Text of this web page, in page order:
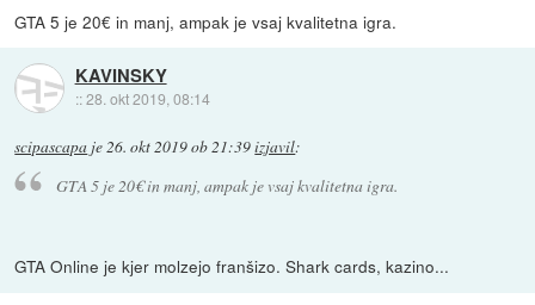
GTA 5 je 20€ in manj, ampak je vsaj kvalitetna igra.
KAVINSKY
::28. okt 2019, 08:14
scipascapa je26. okt 2019 ob 21:39izjavil:
GTA 5 je 20€ in manj, ampak je vsaj kvalitetna igra.
GTA Online je kjer molzejo franšizo. Shark cards, kazino...